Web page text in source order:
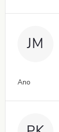
JM
Ano